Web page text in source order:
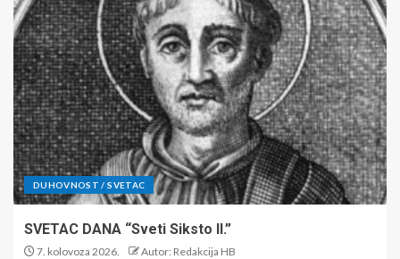
DUHOVNOST / SVETAC
SVETAC DANA “Sveti Siksto II.”
7. kolovoza 2026. Autor: Redakcija HB